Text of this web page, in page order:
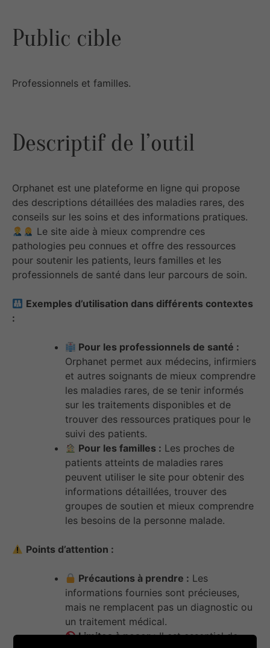
Public cible
Professionnels et familles.
Descriptif de l’outil
Orphanet est une plateforme en ligne qui propose
des descriptions détaillées des maladies rares, des
conseils sur les soins et des informations pratiques.
Le site aide à mieux comprendre ces
pathologies peu connues et offre des ressources
pour soutenir les patients, leurs familles et les
professionnels de santé dans leur parcours de soin.
Exemples d’utilisation dans différents contextes
:
Pour les professionnels de santé :
Orphanet permet aux médecins, infirmiers
et autres soignants de mieux comprendre
les maladies rares, de se tenir informés
sur les traitements disponibles et de
trouver des ressources pratiques pour le
suivi des patients.
Pour les familles : Les proches de
patients atteints de maladies rares
peuvent utiliser le site pour obtenir des
informations détaillées, trouver des
groupes de soutien et mieux comprendre
les besoins de la personne malade.
Points d’attention :
Précautions à prendre : Les
informations fournies sont précieuses,
mais ne remplacent pas un diagnostic ou
un traitement médical.
Limites à poser :Il est essentiel de